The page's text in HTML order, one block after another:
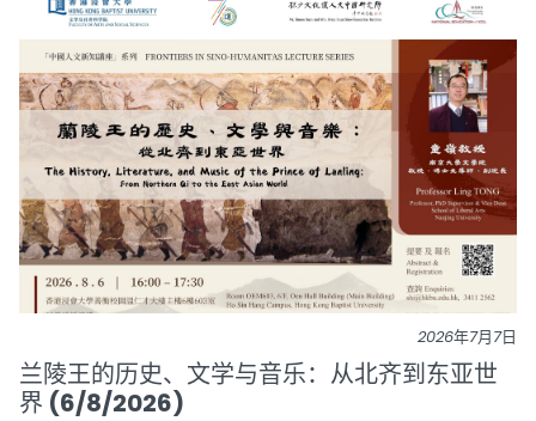
2026年7月7日
兰陵王的历史、文学与音乐：从北齐到东亚世
界 (6/8/2026)